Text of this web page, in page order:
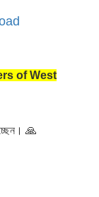
of West
🙏